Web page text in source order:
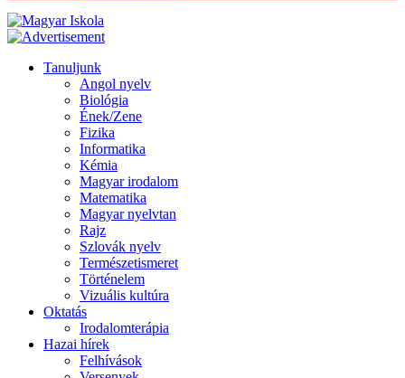
Tanuljunk
Angol nyelv
Biológia
Ének/Zene
Fizika
Informatika
Kémia
Magyar irodalom
Matematika
Magyar nyelvtan
Rajz
Szlovák nyelv
Természetismeret
Történelem
Vizuális kultúra
Oktatás
Irodalomterápia
Hazai hírek
Felhívások